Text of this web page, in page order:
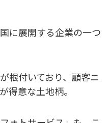
に展開する企業の一つ
根付いており、顧客ニ
得意な土地柄。